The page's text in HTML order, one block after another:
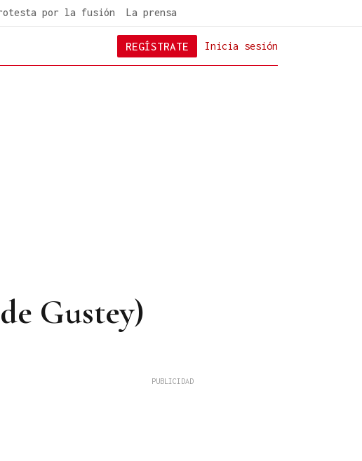
por la fusión La prensa
Inicia sesión
REGÍSTRATE
Gustey)